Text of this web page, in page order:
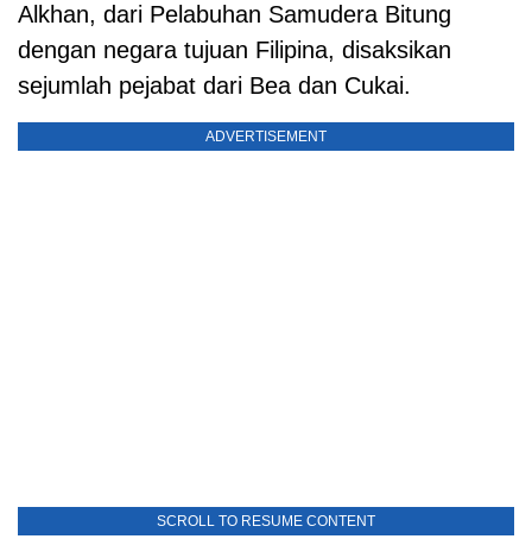
Alkhan, dari Pelabuhan Samudera Bitung
dengan negara tujuan Filipina, disaksikan
sejumlah pejabat dari Bea dan Cukai.
ADVERTISEMENT
SCROLL TO RESUME CONTENT